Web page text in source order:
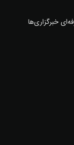
خبرگزاری‌ها